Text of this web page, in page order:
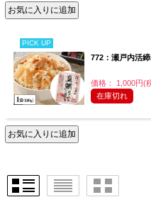
PICK UP
772：瀬戸内活
価格： 1,000円(
在庫切れ